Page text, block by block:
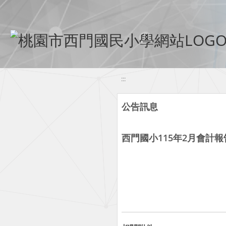
移至網頁之主要內容區位置
:::
公告訊息
西門國小115年2月會計報